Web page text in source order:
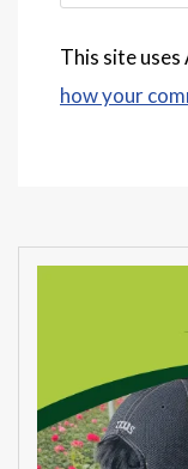
This site
how your